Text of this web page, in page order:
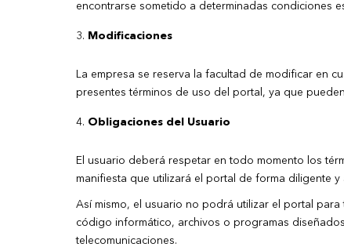
encontrarse sometido a determinadas condiciones
Modificaciones
La empresa se reserva la facultad de modificar en
presentes términos de uso del portal, ya que
Obligaciones del Usuario
El usuario deberá respetar en todo momento los
manifiesta que utilizará el portal de forma diligente
Así mismo, el usuario no podrá utilizar el portal
código informático, archivos o programas
telecomunicaciones.